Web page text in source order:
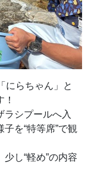
にらちゃん」と
ラシプールへ入
を“特等席”で観
し“軽め”の内容